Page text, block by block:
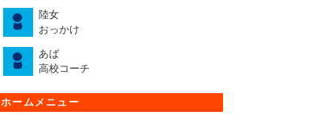
陸女
おっかけ
あば
高校コーチ
ホームメニュー